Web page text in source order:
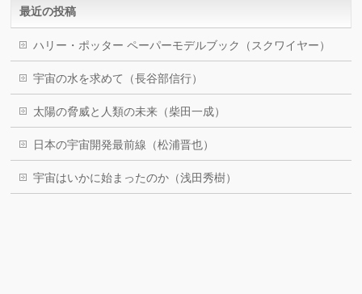
最近の投稿
ハリー・ポッター ペーパーモデルブック（スクワイヤー）
宇宙の水を求めて（長谷部信行）
太陽の脅威と人類の未来（柴田一成）
日本の宇宙開発最前線（松浦晋也）
宇宙はいかに始まったのか（浅田秀樹）